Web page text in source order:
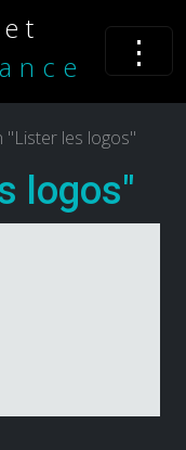
⋮
"Lister les logos"
logos"